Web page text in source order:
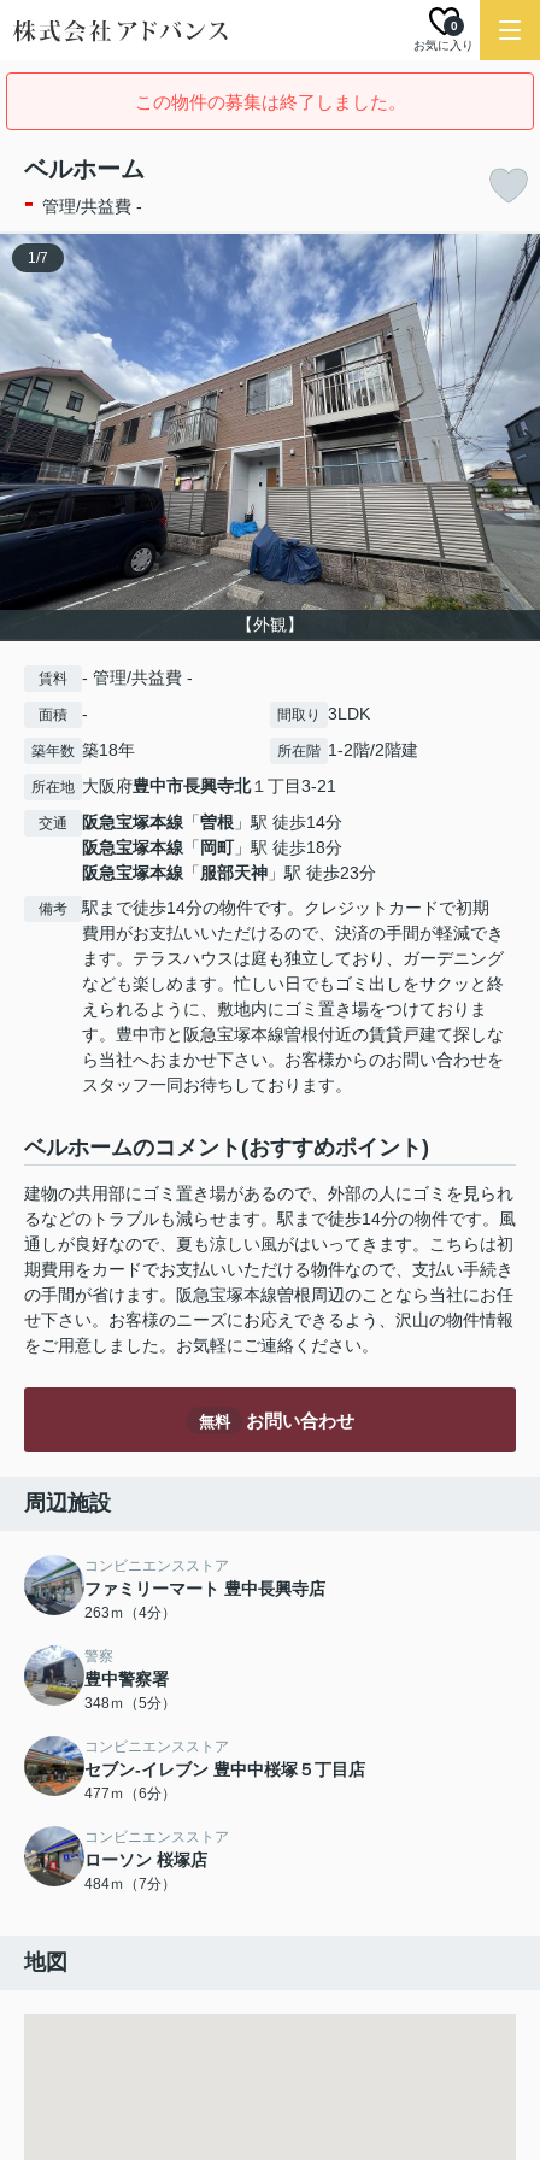
お気に入り
0
この物件の募集は終了しました。
ベルホーム
- 管理/共益費 -
【外観】
1/7
賃料 - 管理/共益費 -
面積 - 間取り 3LDK
築年数 築18年 所在階 1-2階/2階建
所在地 大阪府豊中市長興寺北１丁目3-21
交通 阪急宝塚本線 「曽根 」駅 徒歩14分
阪急宝塚本線 「 岡町」駅 徒歩18分
阪急宝塚本線 「服部天神 」駅 徒歩23分
備考
駅まで徒歩14分の物件です。クレジットカードで初期
費用がお支払いいただけるので、決済の手間が軽減でき
ます。テラスハウスは庭も独立しており、ガーデニング
なども楽しめます。忙しい日でもゴミ出しをサクッと終
えられるように、敷地内にゴミ置き場をつけておりま
す。豊中市と阪急宝塚本線曽根付近の賃貸戸建て探しな
ら当社へおまかせ下さい。お客様からのお問い合わせを
スタッフ一同お待ちしております。
ベルホームのコメント(おすすめポイント)
建物の共用部にゴミ置き場があるので、外部の人にゴミを見られ
るなどのトラブルも減らせます。駅まで徒歩14分の物件です。風
通しが良好なので、夏も涼しい風がはいってきます。こちらは初
期費用をカードでお支払いいただける物件なので、支払い手続き
の手間が省けます。阪急宝塚本線曽根周辺のことなら当社にお任
せ下さい。お客様のニーズにお応えできるよう、沢山の物件情報
をご用意しました。お気軽にご連絡ください。
無料 お問い合わせ
周辺施設
コンビニエンスストア
ファミリーマート 豊中長興寺店
263ｍ（4分）
警察
豊中警察署
348ｍ（5分）
コンビニエンスストア
セブン-イレブン 豊中中桜塚５丁目店
477ｍ（6分）
コンビニエンスストア
ローソン 桜塚店
484ｍ（7分）
地図